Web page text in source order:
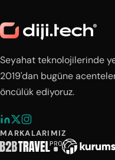
Seyahat teknolojilerinde
2019'dan bugüne
öncülük ediyoruz.
MARKALARIMIZ